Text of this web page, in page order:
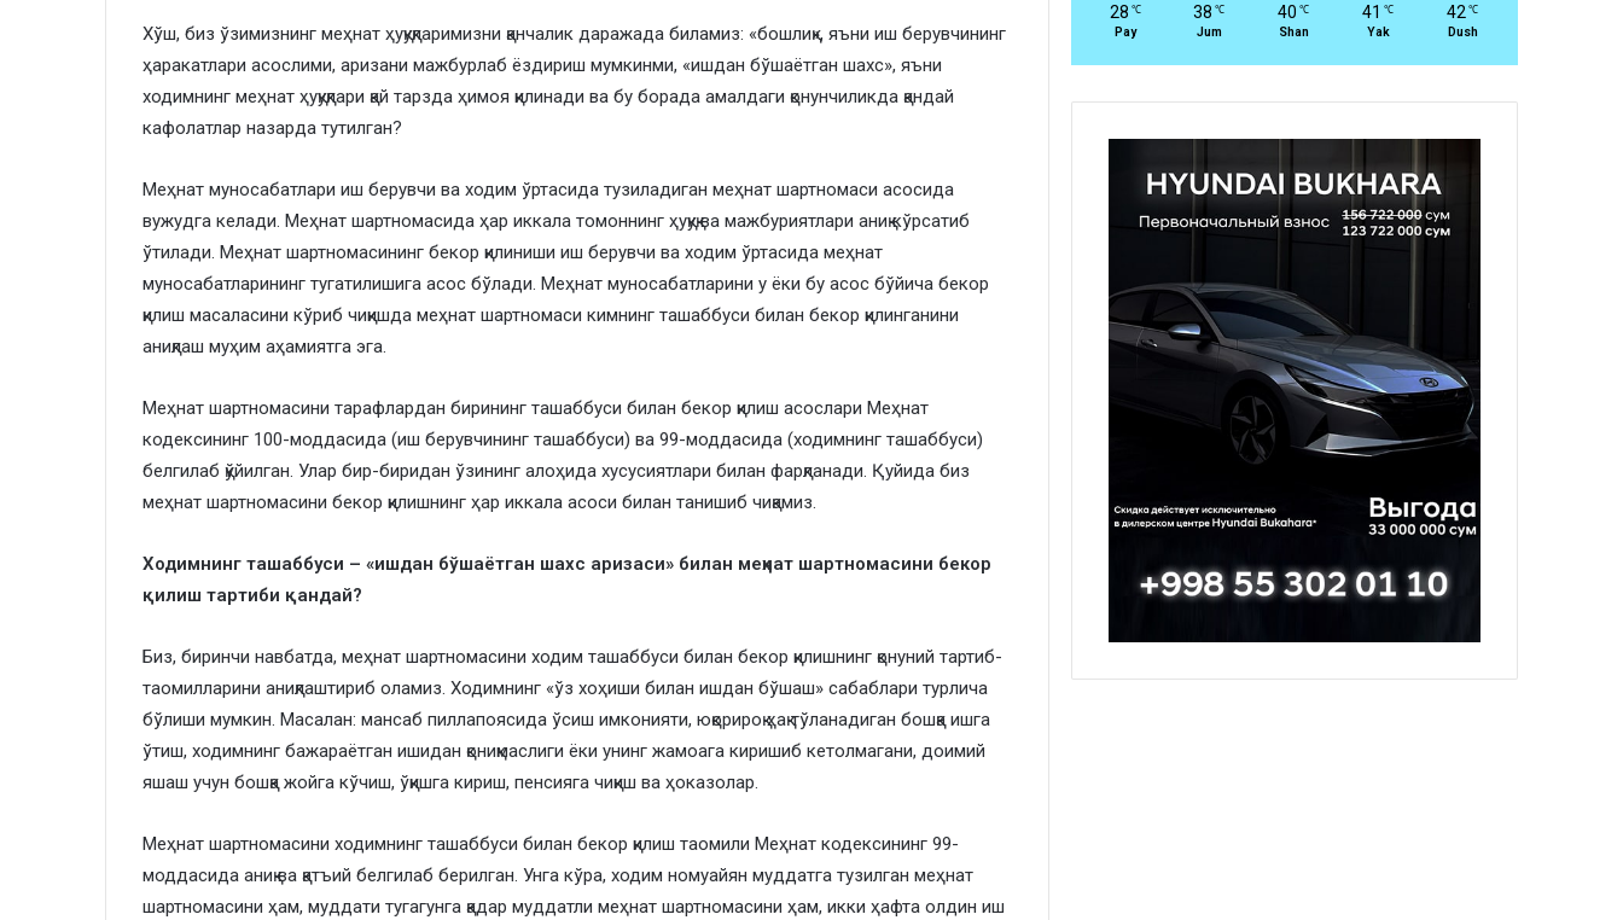
Хўш, биз ўзимизнинг меҳнат ҳуқуқларимизни қанчалик даражада биламиз: «бошлиқ», яъни иш берувчининг
ҳаракатлари асослими, аризани мажбурлаб ёздириш мумкинми, «ишдан бўшаётган шахс», яъни
ходимнинг меҳнат ҳуқуқлари қай тарзда ҳимоя қилинади ва бу борада амалдаги қонунчиликда қандай
кафолатлар назарда тутилган?
Меҳнат муносабатлари иш берувчи ва ходим ўртасида тузиладиган меҳнат шартномаси асосида
вужудга келади. Меҳнат шартномасида ҳар иккала томоннинг ҳуқуқ ва мажбуриятлари аниқ кўрсатиб
ўтилади. Меҳнат шартномасининг бекор қилиниши иш берувчи ва ходим ўртасида меҳнат
муносабатларининг тугатилишига асос бўлади. Меҳнат муносабатларини у ёки бу асос бўйича бекор
қилиш масаласини кўриб чиқишда меҳнат шартномаси кимнинг ташаббуси билан бекор қилинганини
аниқлаш муҳим аҳамиятга эга.
Меҳнат шартномасини тарафлардан бирининг ташаббуси билан бекор қилиш асослари Меҳнат
кодексининг 100-моддасида (иш берувчининг ташаббуси) ва 99-моддасида (ходимнинг ташаббуси)
белгилаб қўйилган. Улар бир-биридан ўзининг алоҳида хусусиятлари билан фарқланади. Қуйида биз
меҳнат шартномасини бекор қилишнинг ҳар иккала асоси билан танишиб чиқамиз.
Ходимнинг ташаббуси – «ишдан бўшаётган шахс аризаси» билан меҳнат шартномасини бекор
қилиш тартиби қандай?
Биз, биринчи навбатда, меҳнат шартномасини ходим ташаббуси билан бекор қилишнинг қонуний тартиб-
таомилларини аниқлаштириб оламиз. Ходимнинг «ўз хоҳиши билан ишдан бўшаш» сабаблари турлича
бўлиши мумкин. Масалан: мансаб пиллапоясида ўсиш имконияти, юқорироқ ҳақ тўланадиган бошқа ишга
ўтиш, ходимнинг бажараётган ишидан қониқмаслиги ёки унинг жамоага киришиб кетолмагани, доимий
яшаш учун бошқа жойга кўчиш, ўқишга кириш, пенсияга чиқиш ва ҳоказолар.
Меҳнат шартномасини ходимнинг ташаббуси билан бекор қилиш таомили Меҳнат кодексининг 99-
моддасида аниқ ва қатъий белгилаб берилган. Унга кўра, ходим номуайян муддатга тузилган меҳнат
шартномасини ҳам, муддати тугагунга қадар муддатли меҳнат шартномасини ҳам, икки ҳафта олдин иш
28 ℃
Pay
38 ℃
Jum
40 ℃
Shan
41 ℃
Yak
42 ℃
Dush